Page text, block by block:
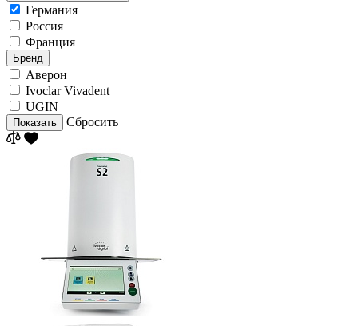
Германия
Россия
Франция
Бренд
Аверон
Ivoclar Vivadent
UGIN
Показать Сбросить